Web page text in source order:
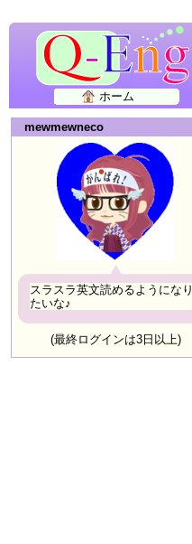
ホーム
mewmewneco
スラスラ英文読めるようになり
たいな♪
(最終ログインは3日以上)